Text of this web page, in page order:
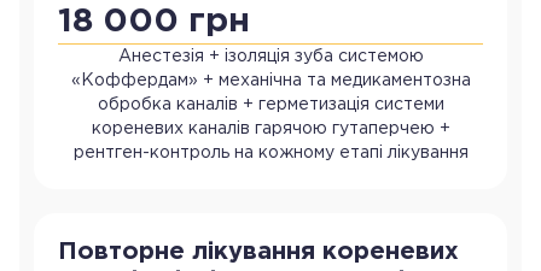
18 000 грн
Анестезія + ізоляція зуба системою
«Коффердам» + механічна та медикаментозна
обробка каналів + герметизація системи
кореневих каналів гарячою гутаперчею +
рентген-контроль на кожному етапі лікування
Повторне лікування кореневих